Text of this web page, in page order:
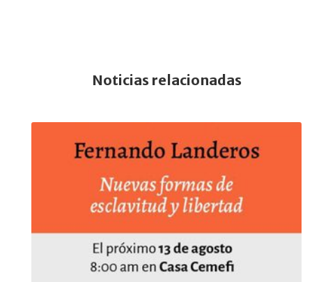
Noticias relacionadas